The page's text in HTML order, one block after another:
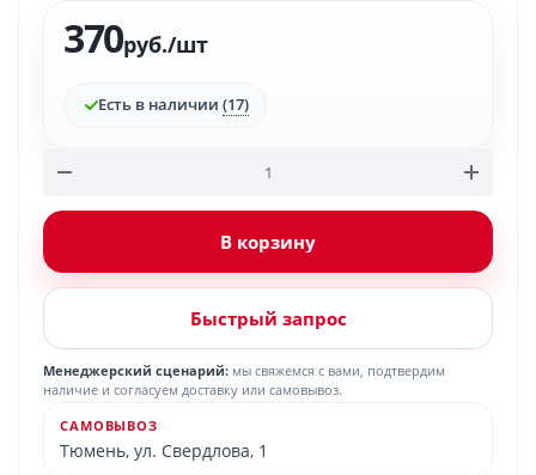
370руб./шт
Есть в наличии (17)
В корзину
Быстрый запрос
Менеджерский сценарий: мы свяжемся с вами, подтвердим
наличие и согласуем доставку или самовывоз.
САМОВЫВОЗ
Тюмень, ул. Свердлова, 1